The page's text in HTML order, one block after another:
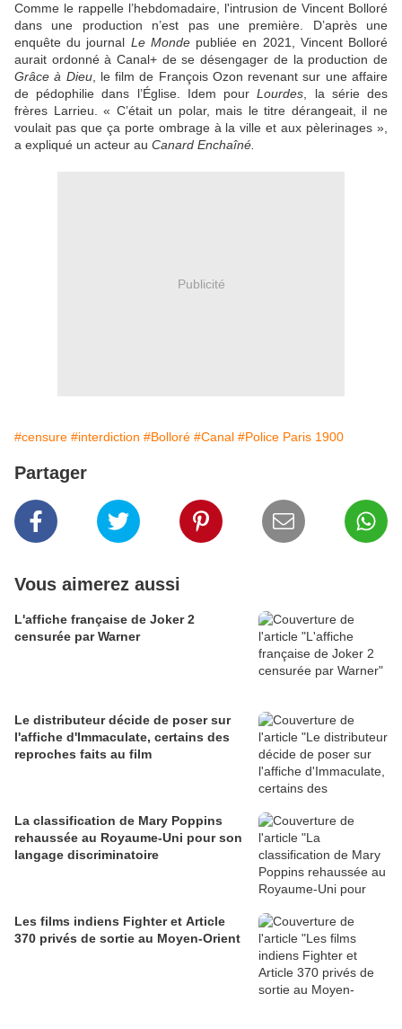
Comme le rappelle l’hebdomadaire, l'intrusion de Vincent Bolloré
dans une production n’est pas une première. D’après une
enquête du journal Le Mondepubliée en 2021, Vincent Bolloré
aurait ordonné à Canal+ de se désengager de la production de
Grâce à Dieu, le film de François Ozon revenant sur une affaire
de pédophilie dans l’Église. Idem pour Lourdes , la série des
frères Larrieu. « C’était un polar, mais le titre dérangeait, il ne
voulait pas que ça porte ombrage à la ville et aux pèlerinages »,
a expliqué un acteur au Canard Enchaîné.
Publicité
#censure #interdiction #Bolloré #Canal #Police Paris 1900
Partager
Vous aimerez aussi
L'affiche française de Joker 2
censurée par Warner
Le distributeur décide de poser sur
l'affiche d'Immaculate, certains des
reproches faits au film
La classification de Mary Poppins
rehaussée au Royaume-Uni pour son
langage discriminatoire
Les films indiens Fighter et Article
370 privés de sortie au Moyen-Orient